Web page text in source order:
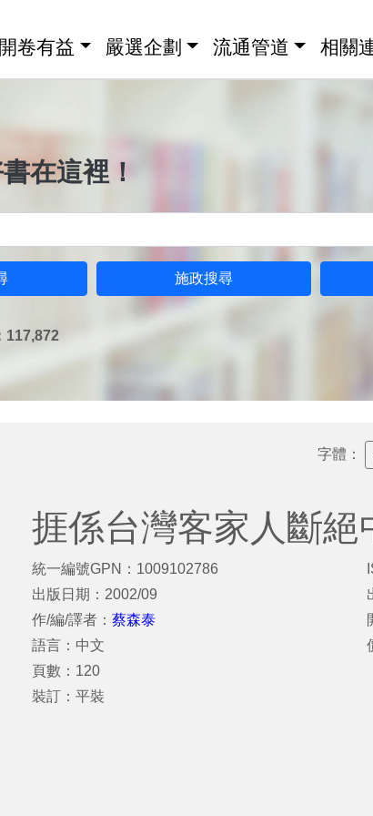
卷有益 嚴選企劃 流通管道 相關
在這裡！
施政搜尋
117,872
字體：
捱係台灣客家人斷絕
統一編號GPN：1009102786
出版日期：2002/09
作/編/譯者： 蔡森泰
語言：中文
頁數：120
裝訂：平裝